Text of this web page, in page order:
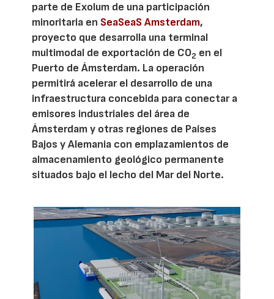
parte de Exolum de una participación
minoritaria en SeaSeaS Amsterdam,
proyecto que desarrolla una terminal
multimodal de exportación de CO2 en el
Puerto de Ámsterdam. La operación
permitirá acelerar el desarrollo de una
infraestructura concebida para conectar a
emisores industriales del área de
Ámsterdam y otras regiones de Países
Bajos y Alemania con emplazamientos de
almacenamiento geológico permanente
situados bajo el lecho del Mar del Norte.